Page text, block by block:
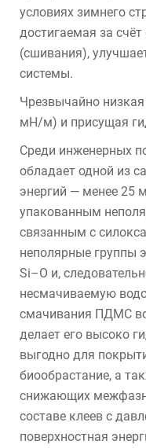
условиях зимнего
достигаемая за
(сшивания),
системы.
Чрезвычайно
мН/м) и присущая
Среди инженерных
обладает одной из
энергий — менее 25
упакованным
связанным с
неполярные группы
Si–O и,
несмачиваемую
смачивания ПДМС
делает его высоко
выгодно для
биообрастание, а
снижающих
составе клеев с
поверхностная